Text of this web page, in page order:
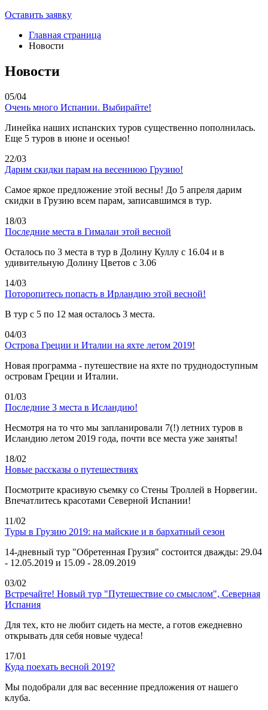
Оставить заявку
Главная страница
Новости
Новости
05/04
Очень много Испании. Выбирайте!
Линейка наших испанских туров существенно пополнилась.
Еще 5 туров в июне и осенью!
22/03
Дарим скидки парам на весеннюю Грузию!
Самое яркое предложение этой весны! До 5 апреля дарим
скидки в Грузию всем парам, записавшимся в тур.
18/03
Последние места в Гималаи этой весной
Осталось по 3 места в тур в Долину Куллу с 16.04 и в
удивительную Долину Цветов с 3.06
14/03
Поторопитесь попасть в Ирландию этой весной!
В тур с 5 по 12 мая осталось 3 места.
04/03
Острова Греции и Италии на яхте летом 2019!
Новая программа - путешествие на яхте по труднодоступным
островам Греции и Италии.
01/03
Последние 3 места в Исландию!
Несмотря на то что мы запланировали 7(!) летних туров в
Исландию летом 2019 года, почти все места уже заняты!
18/02
Новые рассказы о путешествиях
Посмотрите красивую съемку со Стены Троллей в Норвегии.
Впечатлитесь красотами Северной Испании!
11/02
Туры в Грузию 2019: на майские и в бархатный сезон
14-дневный тур "Обретенная Грузия" состоится дважды: 29.04
- 12.05.2019 и 15.09 - 28.09.2019
03/02
Встречайте! Новый тур "Путешествие со смыслом", Северная
Испания
Для тех, кто не любит сидеть на месте, а готов ежедневно
открывать для себя новые чудеса!
17/01
Куда поехать весной 2019?
Мы подобрали для вас весенние предложения от нашего
клуба.